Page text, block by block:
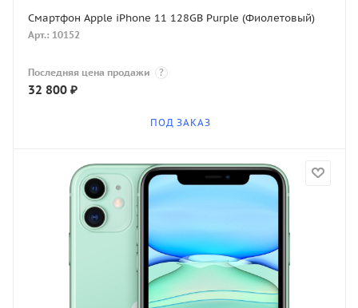
Смартфон Apple iPhone 11 128GB Purple (Фиолетовый)
Арт.: 10152
Последняя цена продажи ?
32 800 ₽
ПОД ЗАКАЗ